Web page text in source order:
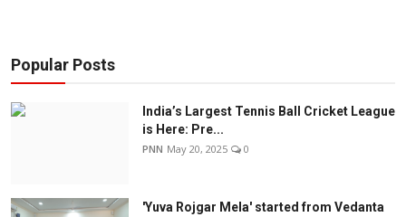
Popular Posts
India’s Largest Tennis Ball Cricket League
is Here: Pre...
PNN May 20, 2025 0
'Yuva Rojgar Mela' started from Vedanta